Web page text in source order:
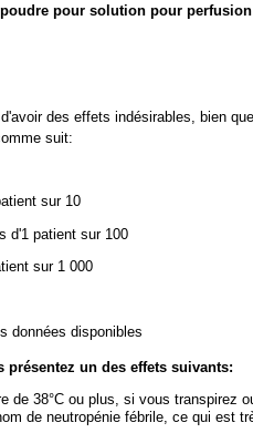
poudre pour solution pour perfusion
des effets indésirables, bien
suit:
sur 10
d'1 patient sur 100
sur 1 000
données disponibles
un des effets suivants:
de 38°C ou plus, si vous
de neutropénie fébrile, ce qui est